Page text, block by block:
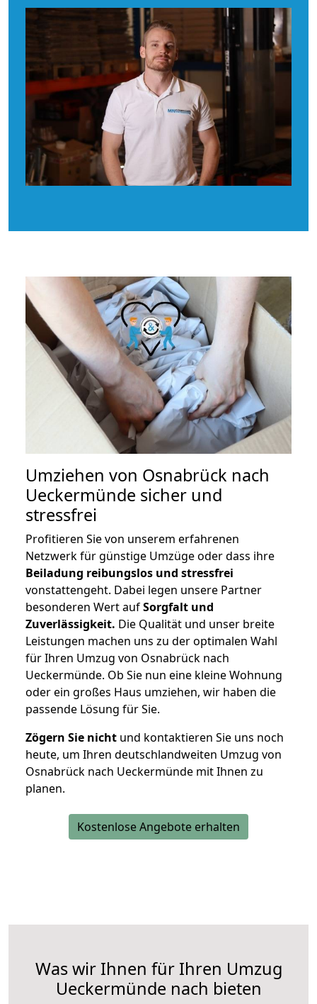
Umziehen von Osnabrück nach
Ueckermünde sicher und
stressfrei
Profitieren Sie von unserem erfahrenen
Netzwerk für günstige Umzüge oder dass ihre
Beiladung reibungslos und stressfrei
vonstattengeht. Dabei legen unsere Partner
besonderen Wert aufSorgfalt und
Zuverlässigkeit. Die Qualität und unser breite
Leistungen machen uns zu der optimalen Wahl
für Ihren Umzug von Osnabrück nach
Ueckermünde. Ob Sie nun eine kleine Wohnung
oder ein großes Haus umziehen, wir haben die
passende Lösung für Sie.
Zögern Sie nicht und kontaktieren Sie uns noch
heute, um Ihren deutschlandweiten Umzug von
Osnabrück nach Ueckermünde mit Ihnen zu
planen.
Kostenlose Angebote erhalten
Was wir Ihnen für Ihren Umzug
Ueckermünde nach bieten